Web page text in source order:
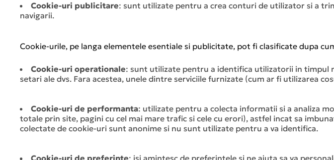
Cookie-uri publicitare: sunt utilizate pentru a crea conturi de utilizator si a
navigarii.
Cookie-urile, pe langa elementele esentiale si publicitate, pot fi clasificate dupa
Cookie-uri operationale: sunt utilizate pentru a identifica utilizatorii in timpul
setari ale dvs. Fara acestea, unele dintre serviciile furnizate (cum ar fi utilizarea
Cookie-uri de performanta: utilizate pentru a colecta informatii si a analiza
totale prin site, pagini cu cel mai mare trafic si cele cu erori), astfel incat sa
colectate de cookie-uri sunt anonime si nu sunt utilizate pentru a va identifica.
Cookie-uri de preferinte: isi amintesc de preferintele si ne ajuta sa va